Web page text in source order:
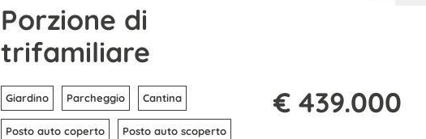
Porzione di
trifamiliare
Giardino Parcheggio Cantina
Posto auto coperto Posto auto scoperto
€ 439.000